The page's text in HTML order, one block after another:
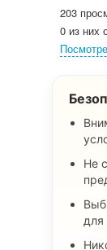
203
0 из них
Не
для